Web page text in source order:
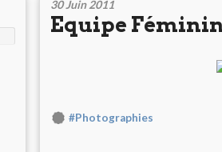
30 Juin 2011
Equipe
#Photographies